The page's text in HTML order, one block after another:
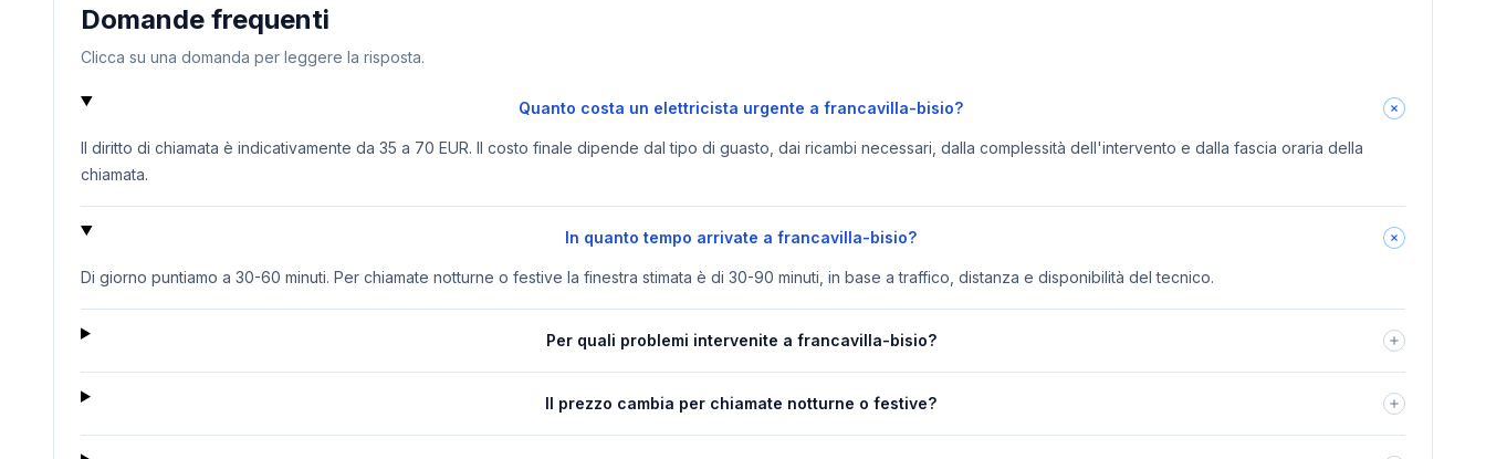
Domande frequenti
Clicca su una domanda per leggere la risposta.
Quanto costa un elettricista urgente a francavilla-bisio?
Il diritto di chiamata è indicativamente da 35 a 70 EUR. Il costo finale dipende dal tipo di guasto, dai ricambi necessari, dalla complessità dell'intervento e dalla fascia oraria della
chiamata.
In quanto tempo arrivate a francavilla-bisio?
Di giorno puntiamo a 30-60 minuti. Per chiamate notturne o festive la finestra stimata è di 30-90 minuti, in base a traffico, distanza e disponibilità del tecnico.
Per quali problemi intervenite a francavilla-bisio?
Il prezzo cambia per chiamate notturne o festive?